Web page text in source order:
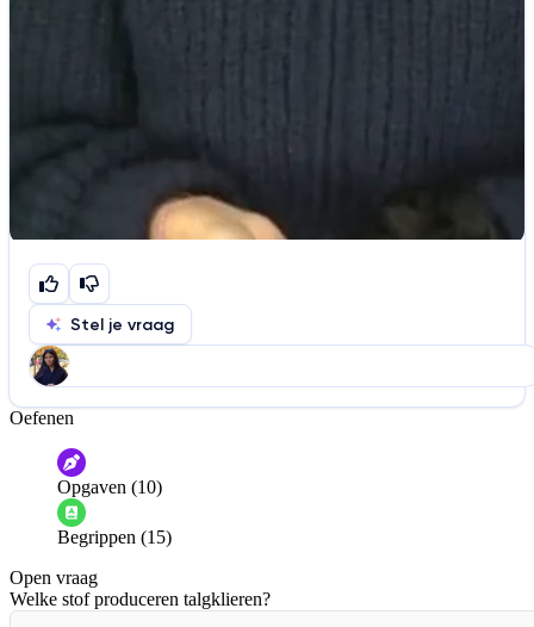
Stel je vraag
Help ons de video te verbeteren
De audio is slecht
Informatie is onjuist
De docent is te langdradig
De uitleg gaat te langzaam
Oefenen
Opgaven (10)
Begrippen (15)
Open vraag
Welke stof produceren talgklieren?